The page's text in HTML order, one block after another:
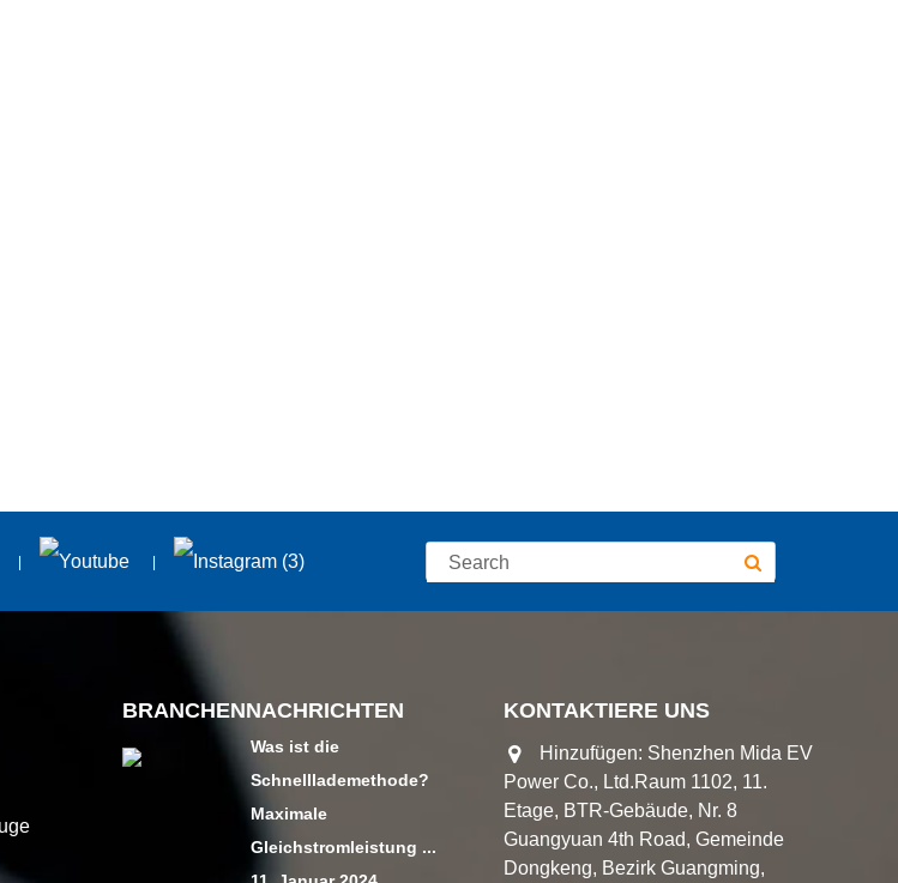
BRANCHENNACHRICHTEN
Was ist die
Schnelllademethode?
Maximale
Gleichstromleistung ...
KONTAKTIERE UNS
Hinzufügen: Shenzhen Mida EV
Power Co., Ltd.Raum 1102, 11.
Etage, BTR-Gebäude, Nr. 8
Guangyuan 4th Road, Gemeinde
Dongkeng, Bezirk Guangming,